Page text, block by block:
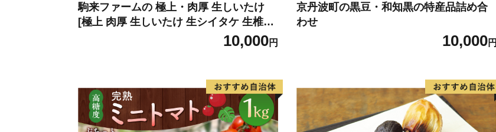
駒来ファームの 極上・肉厚 生しいたけ
[極上 肉厚 生しいたけ 生シイタケ 生椎茸
安心 安全 国産 採れたて 新鮮 きのこ 野
10,000円
京丹波町の黒豆・和知黒の特産品詰め合
わせ
10,000円